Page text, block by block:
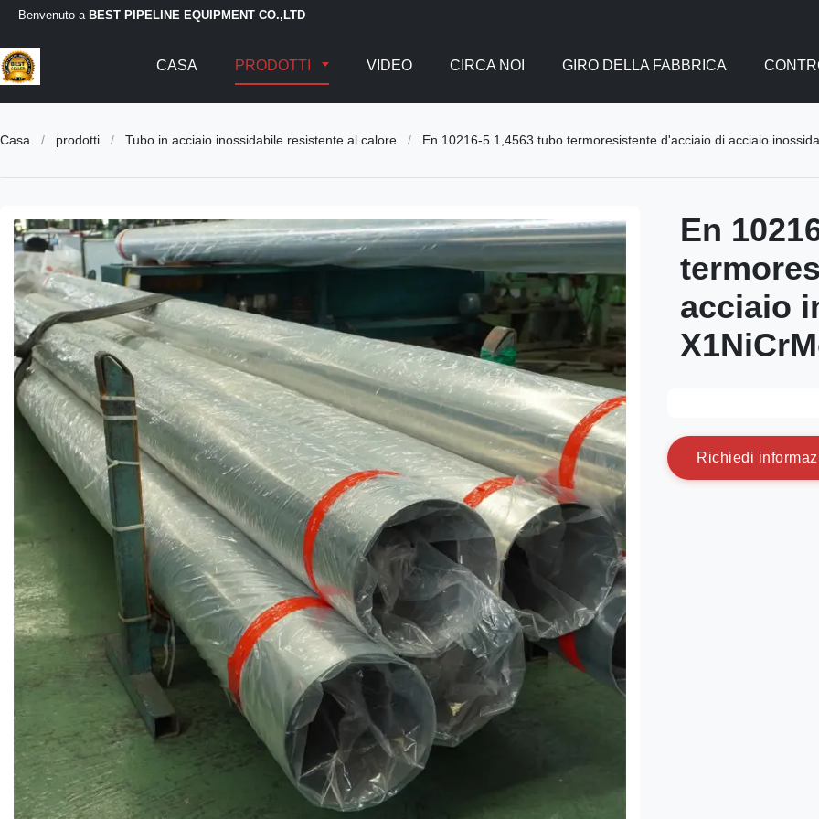
Benvenuto a BEST PIPELINE EQUIPMENT CO.,LTD
CASA PRODOTTI VIDEO CIRCA NOI GIRO DELLA FABBRICA
Casa / prodotti / Tubo in acciaio inossidabile resistente al calore / En 10216-5 1,4563 tubo termoresistente d'acciaio di acciaio
En
acciaio
Richied i informaz